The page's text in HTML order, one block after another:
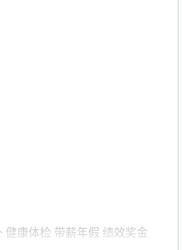
健康体检 带薪年假 绩效奖金